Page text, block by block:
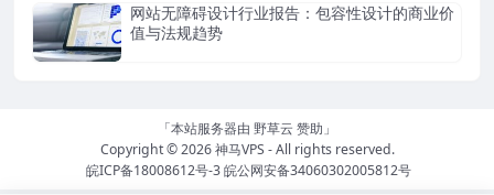
网站无障碍设计行业报告：包容性设计的商业价
值与法规趋势
「本站服务器由 野草云 赞助」
Copyright © 2026神马VPS - All rights reserved.
皖ICP备18008612号-3皖公网安备34060302005812号